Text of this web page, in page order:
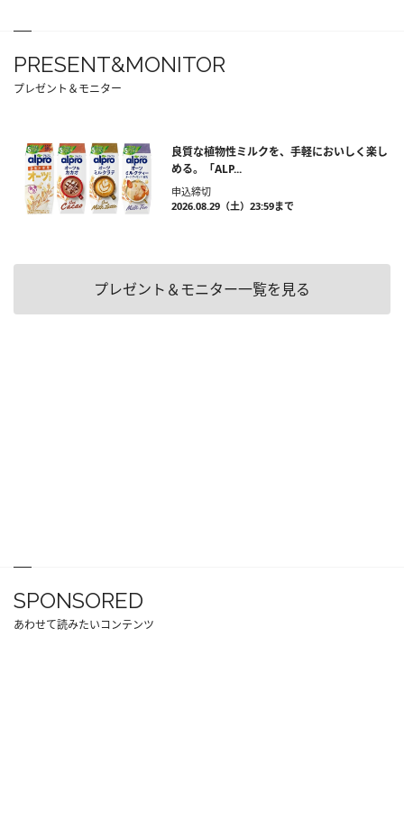
PRESENT&MONITOR
プレゼント＆モニター
良質な植物性ミルクを、手軽においしく楽し
める。「ALP...
申込締切
2026.08.29（土）23:59まで
プレゼント＆モニター一覧を見る
SPONSORED
あわせて読みたいコンテンツ